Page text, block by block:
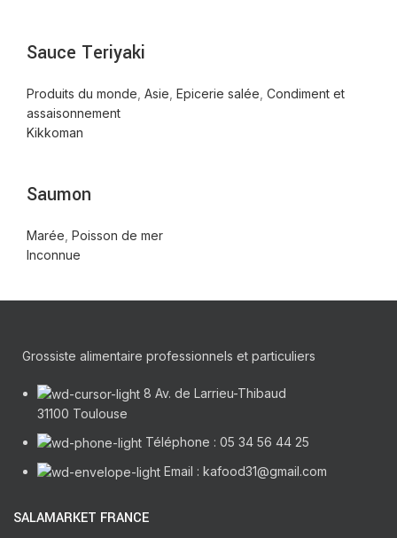
Sauce Teriyaki
Produits du monde Asie Epicerie salée Condiment et
assaisonnement
Kikkoman
Saumon
Marée Poisson de mer
Inconnue
Grossiste alimentaire professionnels et particuliers
8 Av. de Larrieu-Thibaud
31100 Toulouse
Téléphone : 05 34 56 44 25
Email : kafood31@gmail.com
SALAMARKET FRANCE